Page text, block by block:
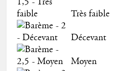
Très faible
Décevant
Moyen